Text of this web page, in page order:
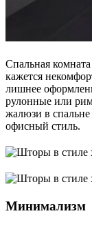
Спальная
кажется
лишнее
рулонные или
жалюзи в спальне
офисный стиль.
Минимализм